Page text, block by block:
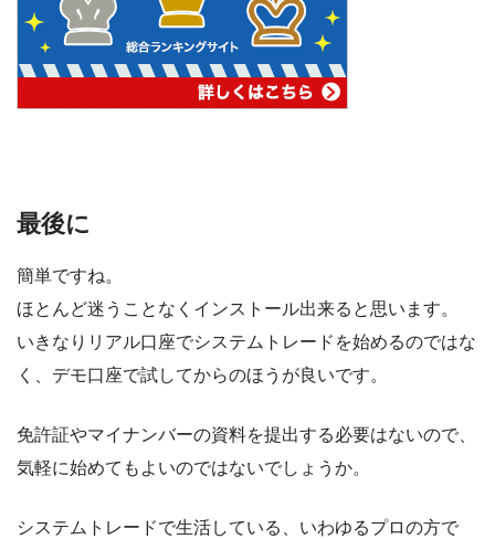
最後に
簡単ですね。
ほとんど迷うことなくインストール出来ると思います。
いきなりリアル口座でシステムトレードを始めるのではな
く、デモ口座で試してからのほうが良いです。
免許証やマイナンバーの資料を提出する必要はないので、
気軽に始めてもよいのではないでしょうか。
システムトレードで生活している、いわゆるプロの方で